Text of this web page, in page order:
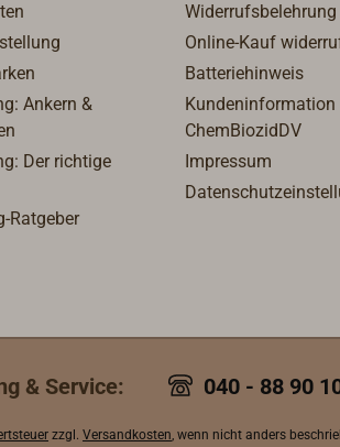
Ankern &
Der richtige
Ratgeber
Widerrufsbelehrung
Online-Kauf
Batteriehinweis
Kundeninformation
ChemBiozidDV
Impressum
& Service: 040 - 88 90
zzgl. Versandkosten, wenn nicht anders